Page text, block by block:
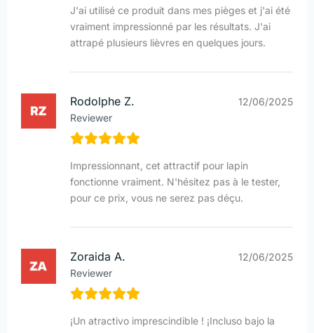
J'ai utilisé ce produit dans mes pièges et j'ai été
vraiment impressionné par les résultats. J'ai
attrapé plusieurs lièvres en quelques jours.
Rodolphe Z.
Reviewer
12/06/2025
Impressionnant, cet attractif pour lapin
fonctionne vraiment. N'hésitez pas à le tester,
pour ce prix, vous ne serez pas déçu.
Zoraida A.
Reviewer
12/06/2025
¡Un atractivo imprescindible ! ¡Incluso bajo la